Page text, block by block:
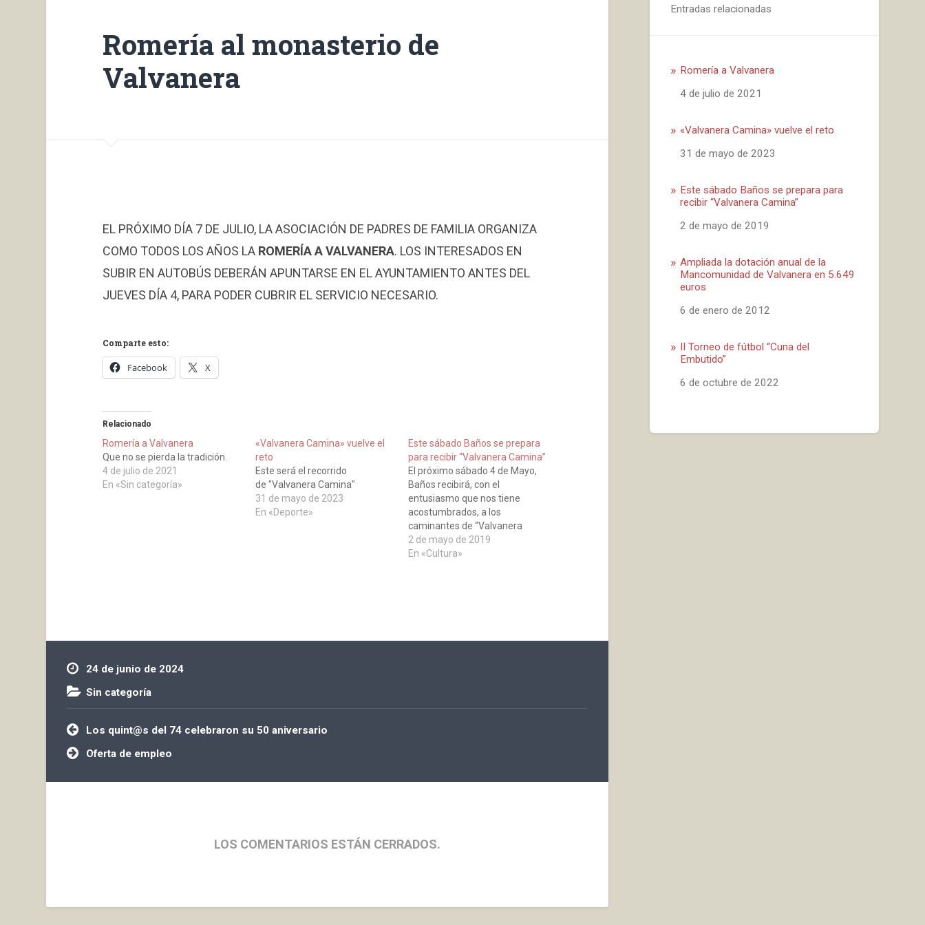
Romería al monasterio de
Valvanera
EL PRÓXIMO DÍA 7 DE JULIO, LA ASOCIACIÓN DE PADRES DE FAMILIA ORGANIZA
COMO TODOS LOS AÑOS LA ROMERÍA A VALVANERA. LOS INTERESADOS EN
SUBIR EN AUTOBÚS DEBERÁN APUNTARSE EN EL AYUNTAMIENTO ANTES DEL
JUEVES DÍA 4, PARA PODER CUBRIR EL SERVICIO NECESARIO.
Comparte esto:
Facebook X
Relacionado
Romería a Valvanera
Que no se pierda la tradición.
4 de julio de 2021
En «Sin categoría»
«Valvanera Camina» vuelve el
reto
Este será el recorrido
de "Valvanera Camina"
31 de mayo de 2023
En «Deporte»
Este sábado Baños se prepara
para recibir “Valvanera Camina”
El próximo sábado 4 de Mayo,
Baños recibirá, con el
entusiasmo que nos tiene
acostumbrados, a los
caminantes de “Valvanera
Camina”, una nueva cita con la
patrona de La Rioja, 63
2 de mayo de 2019
En «Cultura»
24 de junio de 2024
Sin categoría
Navegación
de
entradas
Los quint@s del 74 celebraron su 50 aniversario
Oferta de empleo
LOS COMENTARIOS ESTÁN CERRADOS.
Entradas relacionadas
Romería a Valvanera
Fecha
4 de julio de 2021
«Valvanera Camina» vuelve el reto
Fecha
31 de mayo de 2023
Este sábado Baños se prepara para
recibir “Valvanera Camina”
Fecha
2 de mayo de 2019
Ampliada la dotación anual de la
Mancomunidad de Valvanera en 5.649
euros
Fecha
6 de enero de 2012
II Torneo de fútbol “Cuna del
Embutido”
Fecha
6 de octubre de 2022